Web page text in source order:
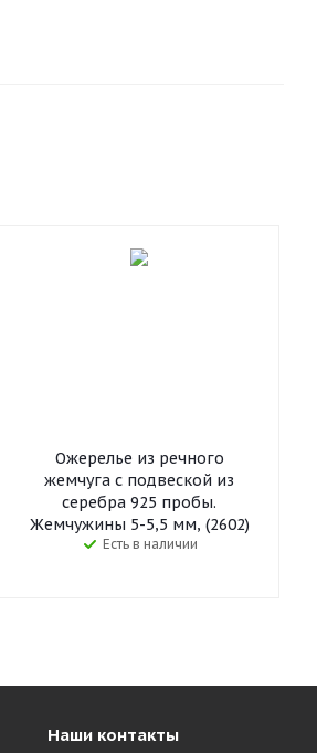
Ожерелье из речного
жемчуга с подвеской из
серебра 925 пробы.
Жемчужины 5-5,5 мм, (2602)
Есть в наличии
Наши контакты